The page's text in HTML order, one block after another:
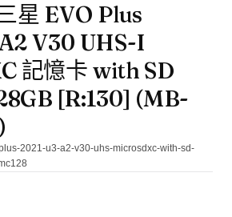
星 EVO Plus
V30 UHS-I
記憶卡 with SD
[R:130] (MB-
2021-u3-a2-v30-uhs-microsdxc-with-sd-